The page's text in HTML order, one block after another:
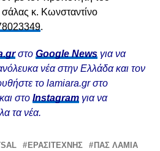
κ. Κωνσταντίνο
.
στο Google Newsγια να
νέα στην Ελλάδα και τον
το lamiara.gr στο
στο Instagram για να
τα νέα.
ΕΡΑΣΙΤΈΧΝΗΣ ΠΑΣ ΛΑΜΙΑ